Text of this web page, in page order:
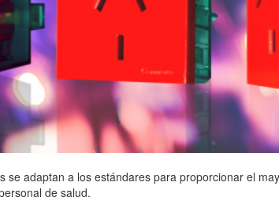
se adaptan a los estándares para proporcionar el
de salud.